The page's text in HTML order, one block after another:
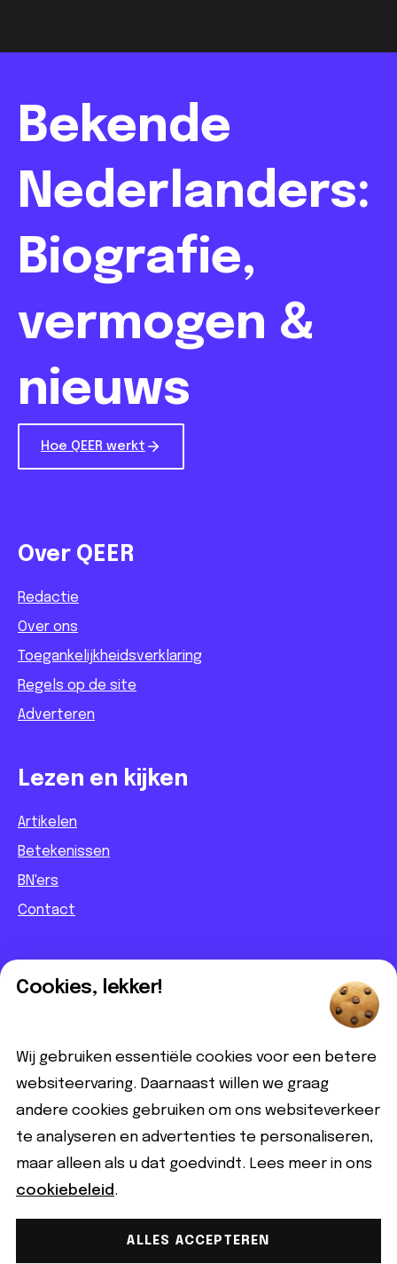
Bekende
Nederlanders:
Biografie,
vermogen &
nieuws
Hoe QEER werkt
Over QEER
Redactie
Over ons
Toegankelijkheidsverklaring
Regels op de site
Adverteren
Lezen en kijken
Artikelen
Betekenissen
BN'ers
Contact
Informatief
Partnerbijdrage
Disclaimer
Volg ons
Cookies, lekker!
Wij gebruiken essentiële cookies voor een betere
websiteervaring. Daarnaast willen we graag
andere cookies gebruiken om ons websiteverkeer
te analyseren en advertenties te personaliseren,
maar alleen als u dat goedvindt. Lees meer in ons
cookiebeleid .
ALLES ACCEPTEREN